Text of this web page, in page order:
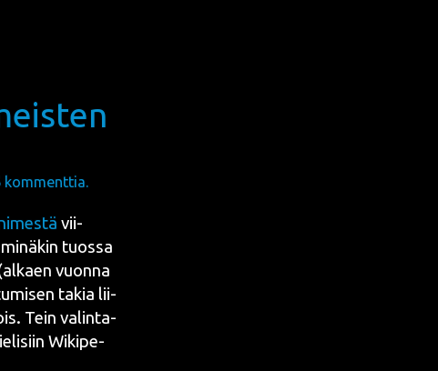
kommenttia.
vii­
tuos­sa
vuon­na
takia lii­
Tein valin­ta­
Wiki­pe­